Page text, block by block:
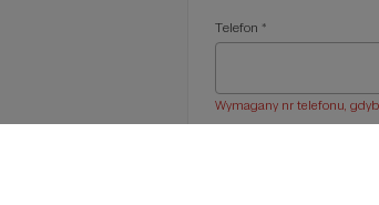
Telefon *
Wymagany nr telefonu,